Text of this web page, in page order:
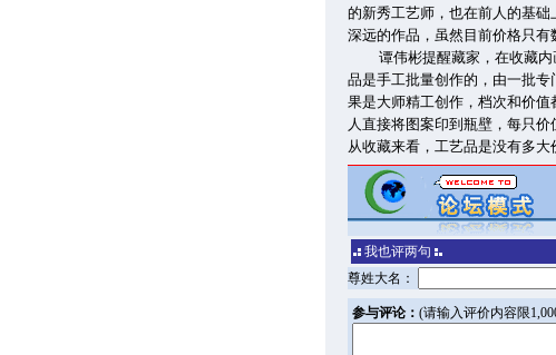
的新秀工艺师，也在前人的基
深远的作品，虽然目前价格只有
谭伟彬提醒藏家，在收藏
品是手工批量创作的，由一批
果是大师精工创作，档次和价
人直接将图案印到瓶壁，每只价
从收藏来看，工艺品是没有多大
我也评两句
尊姓大名：
参与评论： (请输入评价内容限